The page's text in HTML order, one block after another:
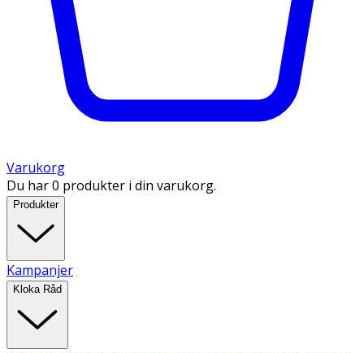
Varukorg
Du har 0 produkter i din varukorg.
Produkter
Kampanjer
Kloka Råd